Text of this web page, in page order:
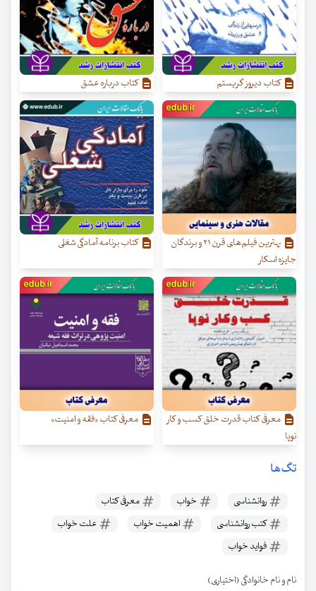
کتاب دیروز گریستم کتاب درباره عشق
بهترین فیلم‌های قرن ۲۱ و برندگان
جایزه اسکار
کتاب برنامه آمادگی شغلی
معرفی کتاب قدرت خلق کسب‌ و کار
نوپا
معرفی کتاب «فقه و امنیت»
تگ‌ها
روانشناسی خواب
معرفی کتاب
کتب روانشناسی
اهمیت خواب
علت خواب
فواید خواب
نام و نام خانوادگی (اختیاری)